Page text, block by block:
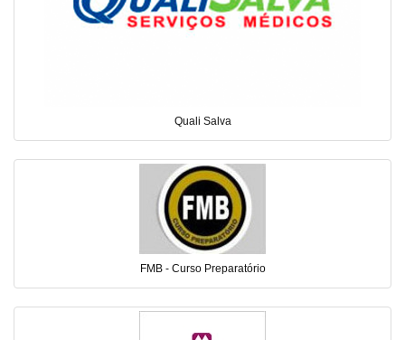
Quali Salva
FMB - Curso Preparatório